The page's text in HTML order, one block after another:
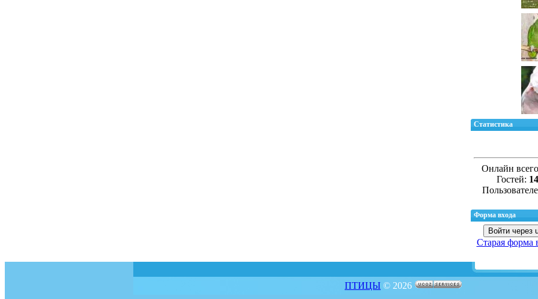
Статистика
Онлайн
Гостей: 14
Форма входа
Войти через
Старая форма
ПТИЦЫ © 2026